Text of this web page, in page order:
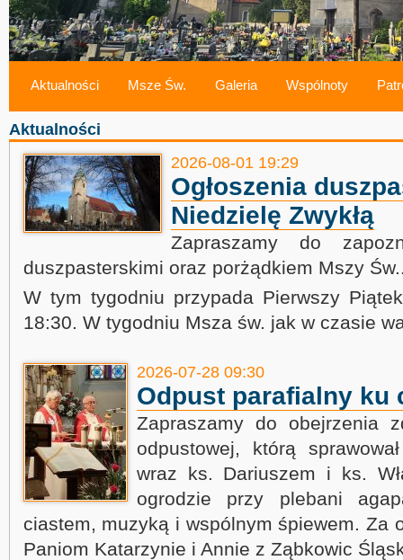
Aktualności Msze Św. Galeria Wspólnoty
Aktualności
2026-08-01 19:29
Ogłoszenia
Niedzielę Zwykłą
Zapraszamy do
duszpasterskimi oraz porżądkiem Mszy
W tym tygodniu przypada Pierwszy
18:30. W tygodniu Msza św. jak w czasie
2026-07-28 09:30
Odpust parafialny ku
Zapraszamy do obejrzenia
odpustowej, którą
wraz ks. Dariuszem i ks.
ogrodzie przy plebani
ciastem, muzyką i wspólnym śpiewem. Za
Paniom Katarzynie i Annie z Ząbkowic